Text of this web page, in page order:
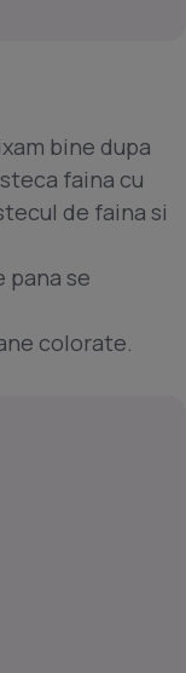
bine dupa
faina cu
de faina si
pana se
colorate.